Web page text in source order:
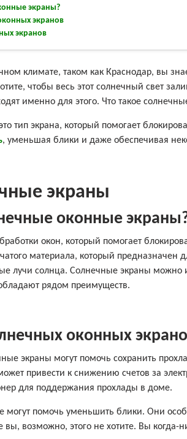
экраны?
экранов
экранов
климате, таком как Краснодар, вы
чтобы весь этот солнечный свет
именно для этого. Что такое
тип экрана, который помогает
, уменьшая блики и даже обеспечивая
экраны
оконные
окон, который помогает
материала, который предназначен
лучи солнца. Солнечные экраны можно
рядом преимуществ.
оконных
экраны могут помочь сохранить
привести к снижению счетов за
для поддержания прохлады в доме.
могут помочь уменьшить блики. Они
вы, возможно, этого не хотите. Вы